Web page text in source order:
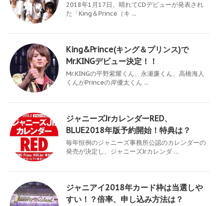
2018年1月17日、晴れてCDデビューが発表され
た「King＆Prince（キ ...
King&Prince(キング＆プリンス)で
Mr.KINGデビュー決定！！
Mr.KINGの平野紫耀くん、永瀬廉くん、高橋海人
くんがPrinceの岸優太くん ...
ジャニーズJrカレンダーRED、
BLUE2018年版予約開始！特典は？
毎年恒例のジャニーズ事務所公認のカレンダーの
発売が決定し、ジャニーズJrカレンダ ...
ジャニアイ2018年カード枠は当選しや
すい！？倍率、申し込み方法は？